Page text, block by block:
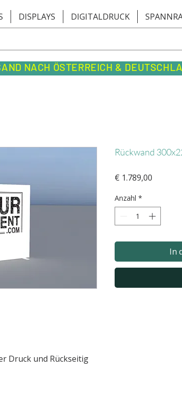
NACH ÖSTERREICH &
DISPLAYS DIGITALDRUCK
Druck und Rückseitig
Rückwand
€ 1.789,00
Anzahl *
In